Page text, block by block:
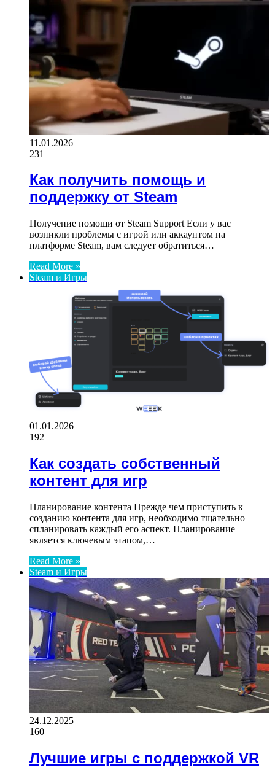
11.01.2026
231
Как получить помощь и
поддержку от Steam
Получение помощи от Steam Support Если у вас
возникли проблемы с игрой или аккаунтом на
платформе Steam, вам следует обратиться…
Read More »
Steam и Игры
01.01.2026
192
Как создать собственный
контент для игр
Планирование контента Прежде чем приступить к
созданию контента для игр, необходимо тщательно
спланировать каждый его аспект. Планирование
является ключевым этапом,…
Read More »
Steam и Игры
24.12.2025
160
Лучшие игры с поддержкой VR